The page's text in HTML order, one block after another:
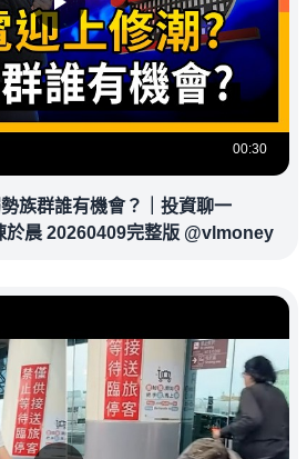
00:30
族群誰有機會？｜投資聊一
於晨 20260409完整版 @vlmoney